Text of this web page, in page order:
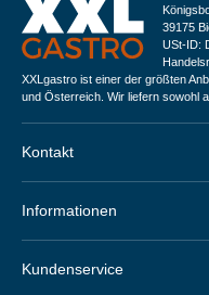
39175
USt-ID:
XXLgastro ist einer der größten
und Österreich. Wir liefern sowohl
Kontakt
Informationen
Kundenservice